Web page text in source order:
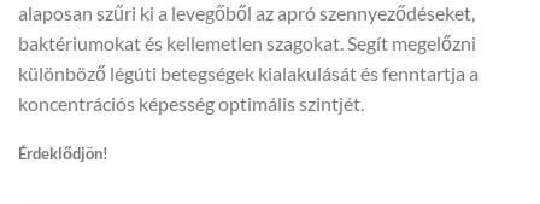
alaposan szűri ki a levegőből az apró szennyeződéseket,
baktériumokat és kellemetlen szagokat. Segít megelőzni
különböző légúti betegségek kialakulását és fenntartja a
koncentrációs képesség optimális szintjét.
Érdeklődjön!